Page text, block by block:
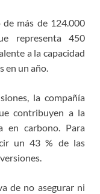
más de 124.000
representa 450
a la capacidad
en un año.
la compañía
contribuyen a la
en carbono. Para
un 43 % de las
de no asegurar ni